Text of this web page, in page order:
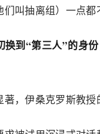
叫抽离组）一点
换到“第三人”的身
，伊桑克罗斯教授